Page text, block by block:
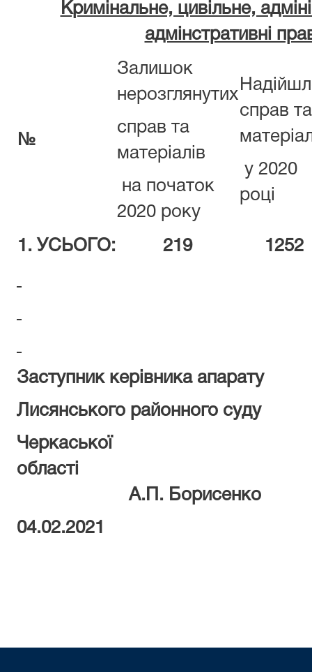
Кримінальне, цивільне,
адмінстративні
№
Залишок
нерозглянутих
справ та
матеріалів
на початок
2020 року
справ та
у 2020
році
1. УСЬОГО: 219 1252
Заступник керівника апарату
Лисянського районного суду
Черкаської
А.П. Борисенко
04.02.2021